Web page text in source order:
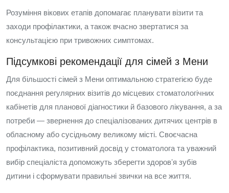
Розуміння вікових етапів допомагає планувати візити та
заходи профілактики, а також вчасно звертатися за
консультацією при тривожних симптомах.
Підсумкові рекомендації для сімей з Мени
Для більшості сімей з Мени оптимальною стратегією буде
поєднання регулярних візитів до місцевих стоматологічних
кабінетів для планової діагностики й базового лікування, а за
потреби — звернення до спеціалізованих дитячих центрів в
обласному або сусідньому великому місті. Своєчасна
профілактика, позитивний досвід у стоматолога та уважний
вибір спеціаліста допоможуть зберегти здоровʼя зубів
дитини і сформувати правильні звички на все життя.